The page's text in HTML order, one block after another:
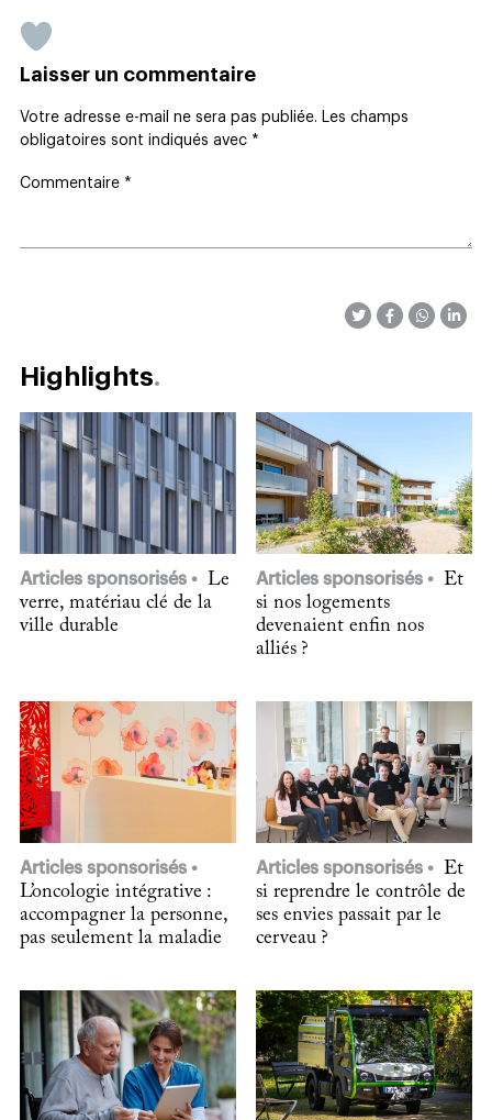
Laisser un commentaire
Votre adresse e-mail ne sera pas publiée.
Les champs
obligatoires sont indiqués avec *
Commentaire *
Highlights
Articles sponsorisés
Le
verre, matériau clé de la
ville durable
Articles sponsorisés
Et
si nos logements
devenaient enfin nos
alliés ?
Articles sponsorisés
L’oncologie intégrative :
accompagner la personne,
pas seulement la maladie
Articles sponsorisés
Et
si reprendre le contrôle de
ses envies passait par le
cerveau ?